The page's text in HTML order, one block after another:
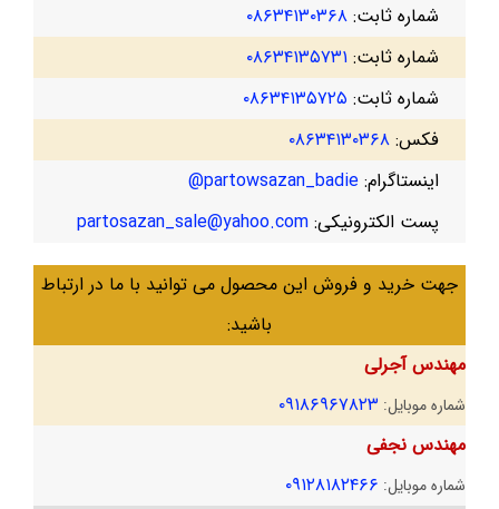
شماره ثابت: ۰۸۶۳۴۱۳۰۳۶۸
شماره ثابت: ۰۸۶۳۴۱۳۵۷۳۱
شماره ثابت: ۰۸۶۳۴۱۳۵۷۲۵
فکس: ۰۸۶۳۴۱۳۰۳۶۸
اینستاگرام: partowsazan_badie@
پست الکترونیکی: partosazan_sale@yahoo.com
جهت خرید و فروش این محصول می توانید با ما در ارتباط
باشید:
مهندس آجرلی
شماره موبایل: ۰۹۱۸۶۹۶۷۸۲۳
مهندس نجفی
شماره موبایل: ۰۹۱۲۸۱۸۲۴۶۶